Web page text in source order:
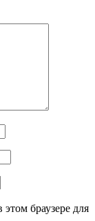
браузере для